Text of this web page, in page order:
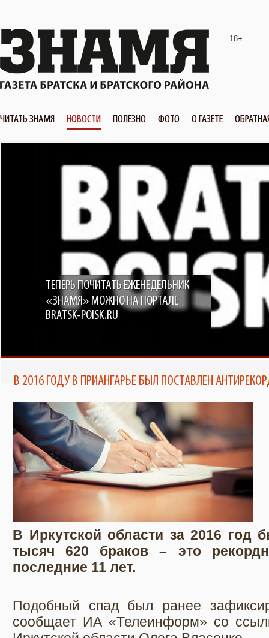
18+
ЧИТАТЬ ЗНАМЯ НОВОСТИ ПОЛЕЗНО ФОТО О ГАЗЕТЕ
ТЕПЕРЬ ПОЧИТАТЬ ЕЖЕНЕДЕЛЬНИК
«ЗНАМЯ» МОЖНО НА ПОРТАЛЕ
BRATSK-POISK.RU
В 2016 ГОДУ В ПРИАНГАРЬЕ БЫЛ ПОСТАВЛЕН
В Иркутской области за 2016 год
тысяч 620 браков – это
последние 11 лет.
Подобный спад был ранее
сообщает ИА «Телеинформ» со